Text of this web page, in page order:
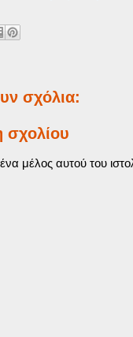
σχόλια:
σχολίου
μέλος αυτού του